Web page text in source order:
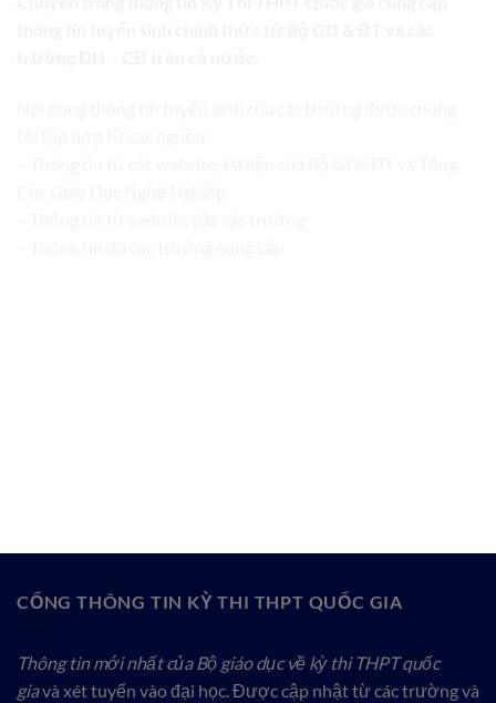
CỔNG THÔNG TIN KỲ THI THPT QUỐC GIA
Thông tin mới nhất của Bộ giáo dục về kỳ thi THPT quốc
giavà xét tuyển vào đại học. Được cập nhật từ các trường và